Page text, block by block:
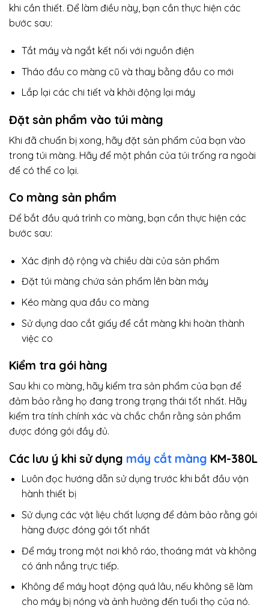
khi cần thiết. Để làm điều này, bạn cần thực hiện các
bước sau:
Tắt máy và ngắt kết nối với nguồn điện
Tháo đầu co màng cũ và thay bằng đầu co mới
Lắp lại các chi tiết và khởi động lại máy
Đặt sản phẩm vào túi màng
Khi đã chuẩn bị xong, hãy đặt sản phẩm của bạn vào
trong túi màng. Hãy để một phần của túi trống ra ngoài
để có thể co lại.
Co màng sản phẩm
Để bắt đầu quá trình co màng, bạn cần thực hiện các
bước sau:
Xác định độ rộng và chiều dài của sản phẩm
Đặt túi màng chứa sản phẩm lên bàn máy
Kéo màng qua đầu co màng
Sử dụng dao cắt giấy để cắt màng khi hoàn thành
việc co
Kiểm tra gói hàng
Sau khi co màng, hãy kiểm tra sản phẩm của bạn để
đảm bảo rằng họ đang trong trạng thái tốt nhất. Hãy
kiểm tra tính chính xác và chắc chắn rằng sản phẩm
được đóng gói đầy đủ.
Các lưu ý khi sử dụng máy cắt màng KM-380L
Luôn đọc hướng dẫn sử dụng trước khi bắt đầu vận
hành thiết bị
Sử dụng các vật liệu chất lượng để đảm bảo rằng gói
hàng được đóng gói tốt nhất
Để máy trong một nơi khô ráo, thoáng mát và không
có ánh nắng trực tiếp.
Không để máy hoạt động quá lâu, nếu không sẽ làm
cho máy bị nóng và ảnh hưởng đến tuổi thọ của nó.